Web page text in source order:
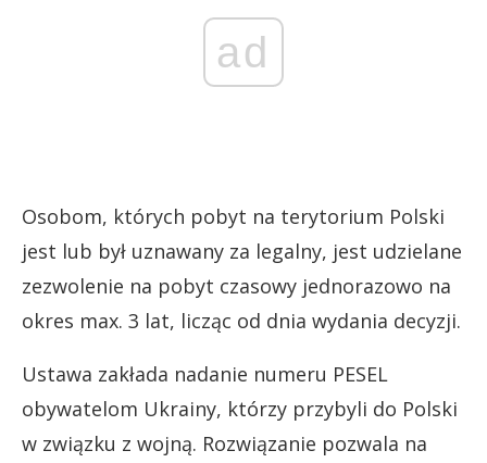
ad
Osobom, których pobyt na terytorium Polski
jest lub był uznawany za legalny, jest udzielane
zezwolenie na pobyt czasowy jednorazowo na
okres max. 3 lat, licząc od dnia wydania decyzji.
Ustawa zakłada nadanie numeru PESEL
obywatelom Ukrainy, którzy przybyli do Polski
w związku z wojną. Rozwiązanie pozwala na